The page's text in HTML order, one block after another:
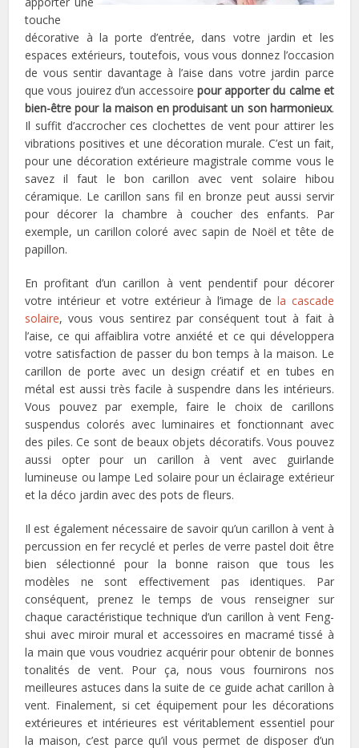
touche
décorative à la porte d’entrée, dans votre jardin et les
espaces extérieurs, toutefois, vous vous donnez l’occasion
de vous sentir davantage à l’aise dans votre jardin parce
que vous jouirez d’un accessoire pour apporter du calme et
bien-être pour la maison en produisant un son harmonieux.
Il suffit d’accrocher ces clochettes de vent pour attirer les
vibrations positives et une décoration murale. C’est un fait,
pour une décoration extérieure magistrale comme vous le
savez il faut le bon carillon avec vent solaire hibou
céramique. Le carillon sans fil en bronze peut aussi servir
pour décorer la chambre à coucher des enfants. Par
exemple, un carillon coloré avec sapin de Noël et tête de
papillon.
En profitant d’un carillon à vent pendentif pour décorer
votre intérieur et votre extérieur à l’image de la cascade
solaire, vous vous sentirez par conséquent tout à fait à
l’aise, ce qui affaiblira votre anxiété et ce qui développera
votre satisfaction de passer du bon temps à la maison. Le
carillon de porte avec un design créatif et en tubes en
métal est aussi très facile à suspendre dans les intérieurs.
Vous pouvez par exemple, faire le choix de carillons
suspendus colorés avec luminaires et fonctionnant avec
des piles. Ce sont de beaux objets décoratifs. Vous pouvez
aussi opter pour un carillon à vent avec guirlande
lumineuse ou lampe Led solaire pour un éclairage extérieur
et la déco jardin avec des pots de fleurs.
Il est également nécessaire de savoir qu’un carillon à vent à
percussion en fer recyclé et perles de verre pastel doit être
bien sélectionné pour la bonne raison que tous les
modèles ne sont effectivement pas identiques. Par
conséquent, prenez le temps de vous renseigner sur
chaque caractéristique technique d’un carillon à vent Feng-
shui avec miroir mural et accessoires en macramé tissé à
la main que vous voudriez acquérir pour obtenir de bonnes
tonalités de vent. Pour ça, nous vous fournirons nos
meilleures astuces dans la suite de ce guide achat carillon à
vent. Finalement, si cet équipement pour les décorations
extérieures et intérieures est véritablement essentiel pour
la maison, c’est parce qu’il vous permet de disposer d’un